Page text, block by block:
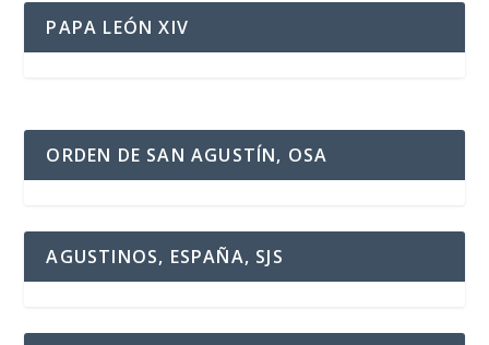
PAPA LEÓN XIV
ORDEN DE SAN AGUSTÍN, OSA
AGUSTINOS, ESPAÑA, SJS